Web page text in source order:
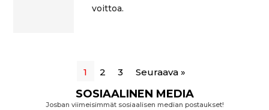
voittoa.
1 2 3 Seuraava »
SOSIAALINEN MEDIA
Josban viimeisimmät sosiaalisen median postaukset!